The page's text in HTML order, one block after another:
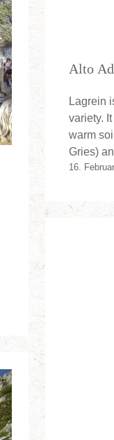
Alto
Lagrein
variety.
warm
Gries)
16.